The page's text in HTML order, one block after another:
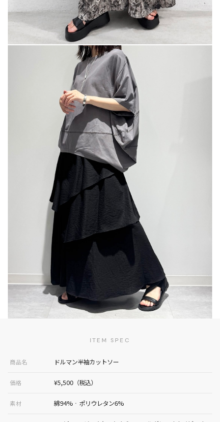
ITEM SPEC
商品名 ドルマン半袖カットソー
価格 ¥5,500（税込）
素材 綿94% · ポリウレタン6%